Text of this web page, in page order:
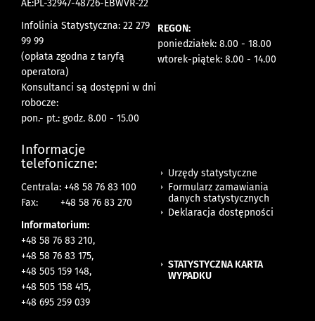
AE:PL-32947-48726-EBWVR-22
Infolinia Statystyczna: 22 279
99 99
(opłata zgodna z taryfą
operatora)
Konsultanci są dostępni w dni
robocze:
pon.- pt.: godz. 8.00 - 15.00
REGON:
poniedziałek: 8.00 - 18.00
wtorek-piątek: 8.00 - 14.00
Informacje
telefoniczne:
Centrala: +48 58 76 83 100
Fax:
+48 58 76 83 270
Informatorium:
+48 58 76 83 210,
+48 58 76 83 175,
+48 505 159 148,
+48 505 158 415,
+48 695 259 039
Urzędy statystyczne
Formularz zamawiania
danych statystycznych
Deklaracja dostępności
STATYSTYCZNA KARTA
WYPADKU